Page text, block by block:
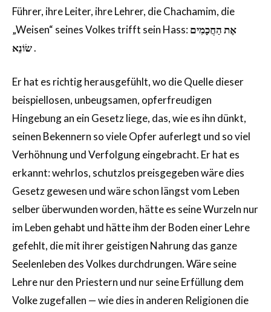
Führer, ihre Leiter, ihre Lehrer, die Chachamim, die
„Weisen“ seines Volkes trifft sein Hass:אֶת הַחֲכָמִים
שׂוֹנֵא.
Er hat es richtig herausgefühlt, wo die Quelle dieser
beispiellosen, unbeugsamen, opferfreudigen
Hingebung an ein Gesetz liege, das, wie es ihn dünkt,
seinen Bekennern so viele Opfer auferlegt und so viel
Verhöhnung und Verfolgung eingebracht. Er hat es
erkannt: wehrlos, schutzlos preisgegeben wäre dies
Gesetz gewesen und wäre schon längst vom Leben
selber überwunden worden, hätte es seine Wurzeln nur
im Leben gehabt und hätte ihm der Boden einer Lehre
gefehlt, die mit ihrer geistigen Nahrung das ganze
Seelenleben des Volkes durchdrungen. Wäre seine
Lehre nur den Priestern und nur seine Erfüllung dem
Volke zugefallen — wie dies in anderen Religionen die